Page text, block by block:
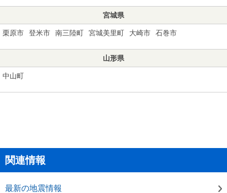
宮城県
栗原市 登米市 南三陸町 宮城美里町 大崎市 石巻市
山形県
中山町
関連情報
最新の地震情報